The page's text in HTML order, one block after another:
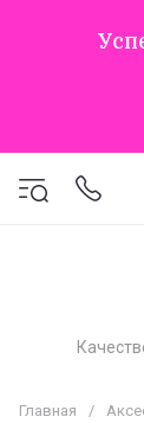
Главная /